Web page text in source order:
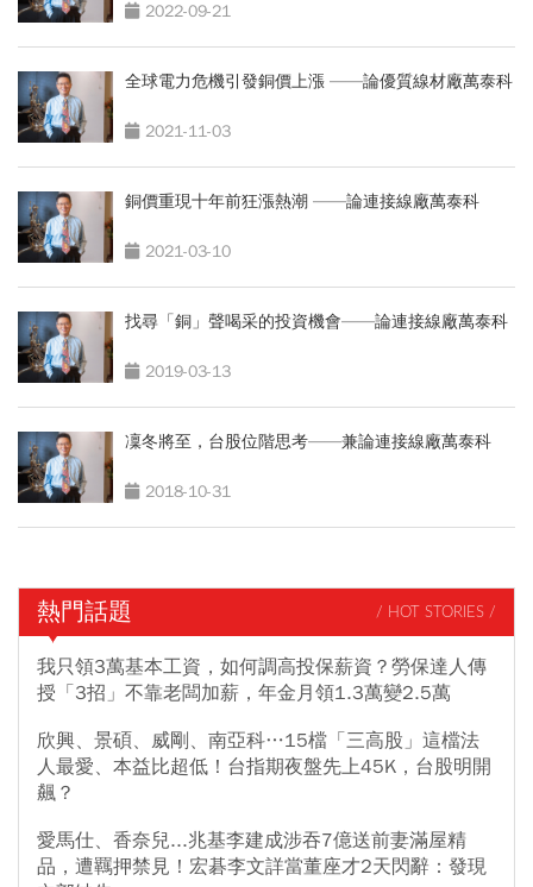
2022-09-21
全球電力危機引發銅價上漲 ——論優質線材廠萬泰科
2021-11-03
銅價重現十年前狂漲熱潮 ——論連接線廠萬泰科
2021-03-10
找尋「銅」聲喝采的投資機會——論連接線廠萬泰科
2019-03-13
凜冬將至，台股位階思考——兼論連接線廠萬泰科
2018-10-31
熱門話題 / HOT STORIES /
我只領3萬基本工資，如何調高投保薪資？勞保達人傳
授「3招」不靠老闆加薪，年金月領1.3萬變2.5萬
欣興、景碩、威剛、南亞科…15檔「三高股」這檔法
人最愛、本益比超低！台指期夜盤先上45K，台股明開
飆？
愛馬仕、香奈兒...兆基李建成涉吞7億送前妻滿屋精
品，遭羈押禁見！宏碁李文詳當董座才2天閃辭：發現